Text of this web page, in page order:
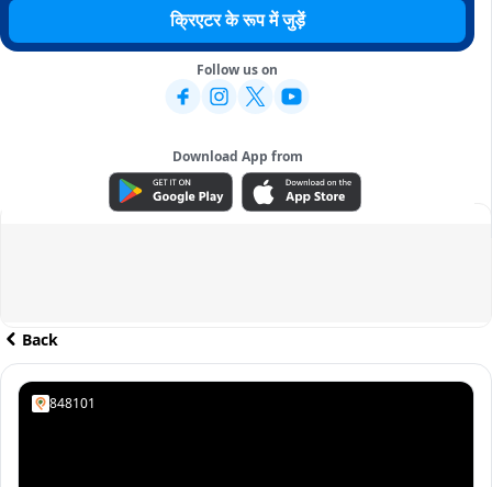
क्रिएटर के रूप में जुड़ें
Follow us on
Download App from
ADVERTISEMENT
Back
848101